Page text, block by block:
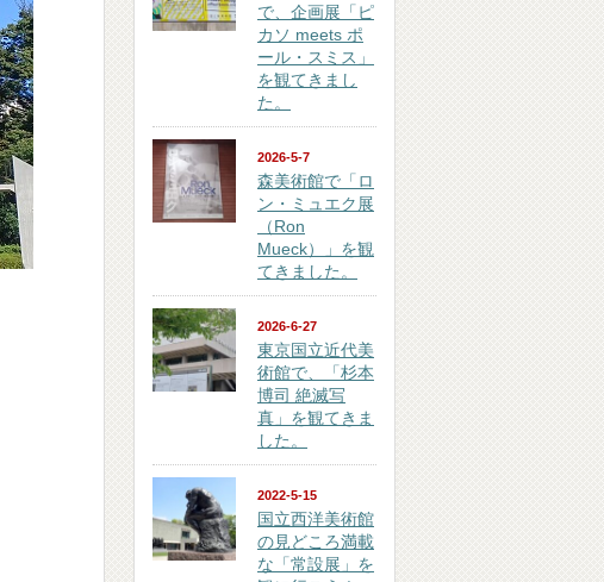
で、企画展「ピ
カソ meets ポ
ール・スミス」
を観てきまし
た。
2026-5-7
森美術館で「ロ
ン・ミュエク展
（Ron
Mueck）」を観
てきました。
2026-6-27
東京国立近代美
術館で、「杉本
博司 絶滅写
真」を観てきま
した。
2022-5-15
国立西洋美術館
の見どころ満載
な「常設展」を